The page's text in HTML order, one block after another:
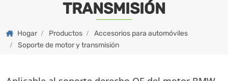
TRANSMISIÓN
Hogar Productos
Accesorios para automóviles
Soporte de motor y transmisión